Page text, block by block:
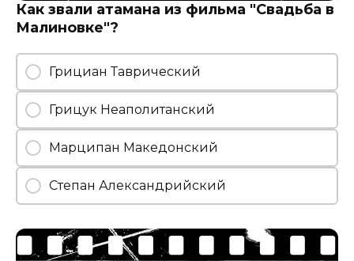
Как звали атамана из фильма "Свадьба в
Малиновке"?
Грициан Таврический
Грицук Неаполитанский
Марципан Македонский
Степан Александрийский